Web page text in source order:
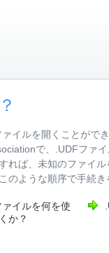
イルを開くことが
で、.UDFファ
れば、未知のファイ
のような順序で手続
ァイルを何を使
か？